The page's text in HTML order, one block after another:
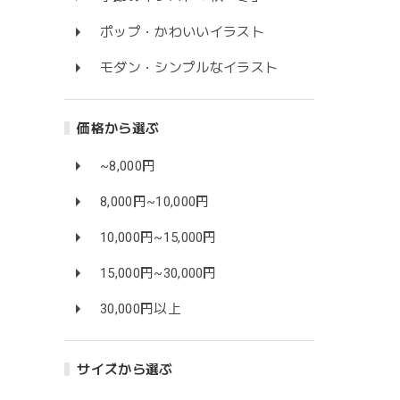
ポップ・かわいいイラスト
モダン・シンプルなイラスト
価格から選ぶ
~8,000円
8,000円~10,000円
10,000円~15,000円
15,000円~30,000円
30,000円以上
サイズから選ぶ